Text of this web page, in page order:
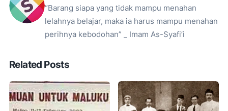
“Barang siapa yang tidak mampu menahan
lelahnya belajar, maka ia harus mampu menahan
perihnya kebodohan” _ Imam As-Syafi’i
Related Posts